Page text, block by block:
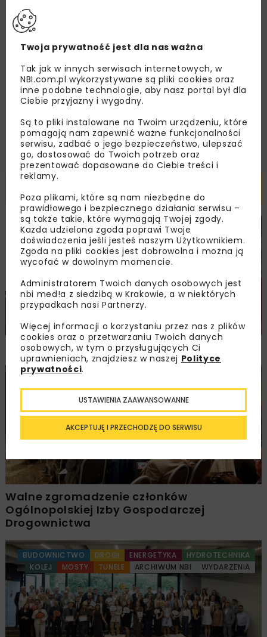
Regulaminemoraz wyrażam zgodę na otrzymywanie na
podany przeze mnie adres e-mail korespondencji
handlowej w postaci newslettera.
ZAPISZ MNIE
DROGI MOSTY TUNELE ARCHIWUM NBI
NOVDROG 2026
Walne zgromadzenie członków
Ogólnopolskiej Izby Gospodarczej
Drogownictwa
BUDOWNICTWO DROGI ENERGETYKA
HYDROTECHNIKA
KOLEJ
MOSTY TUNELE ARCHIWUM NBI WYDARZENIA
Twoja prywatność jest dla nas ważna
Tak jak w innych serwisach internetowych, w
NBI.com.pl wykorzystywane są pliki cookies oraz
inne podobne technologie, aby nasz portal był dla
Ciebie przyjazny i wygodny.
Są to pliki instalowane na Twoim urządzeniu, które
pomagają nam zapewnić ważne funkcjonalności
serwisu, zadbać o jego bezpieczeństwo, ulepszać
go, dostosować do Twoich potrzeb oraz
prezentować dopasowane do Ciebie treści i
reklamy.
Poza plikami, które są nam niezbędne do
prawidłowego i bezpiecznego działania serwisu –
są także takie, które wymagają Twojej zgody.
Każda udzielona zgoda poprawi Twoje
doświadczenia jeśli jesteś naszym Użytkownikiem.
Zgoda na pliki cookies jest dobrowolna i można ją
wycofać w dowolnym momencie.
Administratorem Twoich danych osobowych jest
nbi med!a z siedzibą w Krakowie, a w niektórych
przypadkach nasi Partnerzy.
Więcej informacji o korzystaniu przez nas z plików
cookies oraz o przetwarzaniu Twoich danych
osobowych, w tym o przysługujących Ci
uprawnieniach, znajdziesz w naszej Polityce
prywatności.
AKCEPTUJĘ I PRZECHODZĘ DO SERWISU
USTAWIENIA ZAAWANSOWANNE